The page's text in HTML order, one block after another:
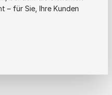
– für Sie, Ihre Kunden